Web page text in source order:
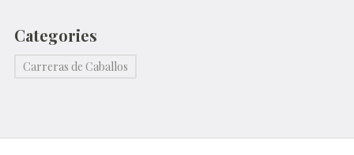
Categories
Carreras de Caballos